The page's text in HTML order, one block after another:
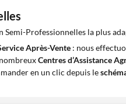
Professionnelles la plus
Après-Vente : nous
Centres d’Assistance
en un clic depuis le